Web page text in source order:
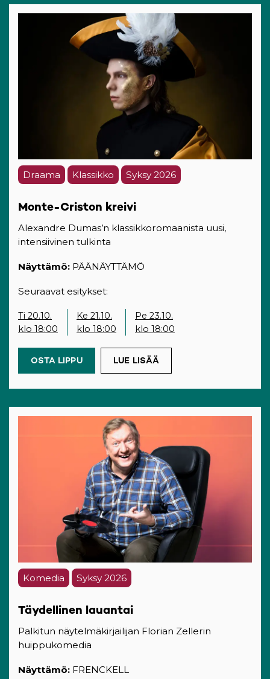
Draama Klassikko Syksy 2026
Monte-Criston kreivi
Alexandre Dumas’n klassikkoromaanista uusi,
intensiivinen tulkinta
Näyttämö: PÄÄNÄYTTÄMÖ
Seuraavat esitykset:
Ti 20.10.
klo 18:00
Ke 21.10.
klo 18:00
Pe 23.10.
klo 18:00
OSTA LIPPU(OPENS IN A NEW TAB)
LUE LISÄÄ
Komedia Syksy 2026
Täydellinen lauantai
Palkitun näytelmäkirjailijan Florian Zellerin
huippukomedia
Näyttämö: FRENCKELL